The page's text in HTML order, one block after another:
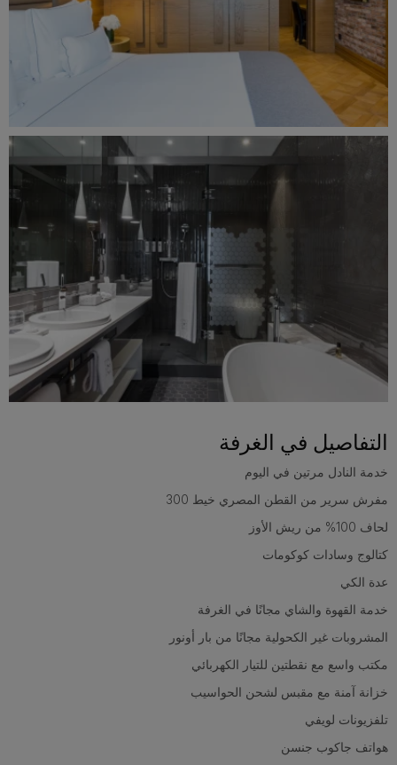
التفاصيل في الغرفة
خدمة النادل مرتين في اليوم
مفرش سرير من القطن المصري خيط 300
لحاف 100% من ريش الأوز
كتالوج وسادات كوكومات
عدة الكي
خدمة القهوة والشاي مجانًا في الغرفة
المشروبات غير الكحولية مجانًا من بار أونور
مكتب واسع مع نقطتين للتيار الكهربائي
خزانة آمنة مع مقبس لشحن الحواسيب
تلفزيونات لويفي
هواتف جاكوب جنسن